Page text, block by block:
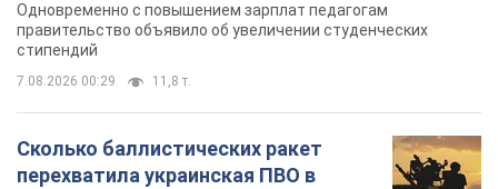
Одновременно с повышением зарплат педагогам
правительство объявило об увеличении студенческих
стипендий
7.08.2026 00:29 11,8 т.
Сколько баллистических ракет
перехватила украинская ПВО в